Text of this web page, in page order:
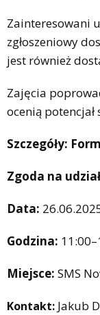
Zainteresowani
zgłoszeniowy
jest również
Zajęcia
ocenią
Szczegóły:
Zgoda na
Data:
Godzina:
Miejsce: SMS
Kontakt: Jakub